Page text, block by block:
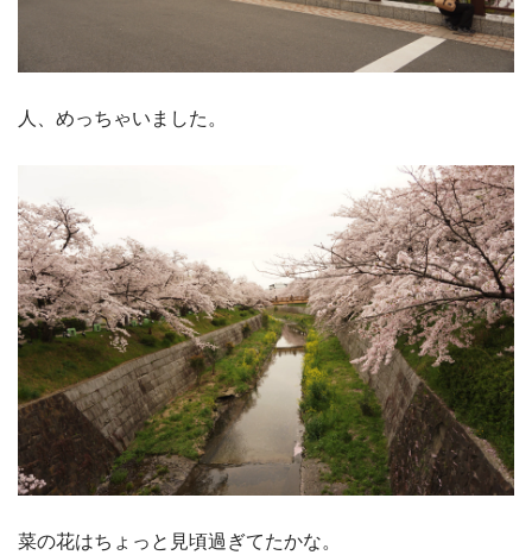
人、めっちゃいました。
菜の花はちょっと見頃過ぎてたかな。